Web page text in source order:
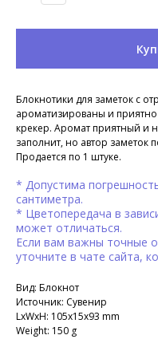
Блокнотики для заметок с
ароматизированы и
крекер. Аромат приятный и
заполнит, но автор заметок
Продается по 1 штуке.
* Допустима
сантиметра.
* Цветопередача в
может отличаться.
Если вам важны точные
уточните в чате сайта,
Вид: Блокнот
Источник: Сувенир
LxWxH: 105x15x93 mm
Weight: 150 g